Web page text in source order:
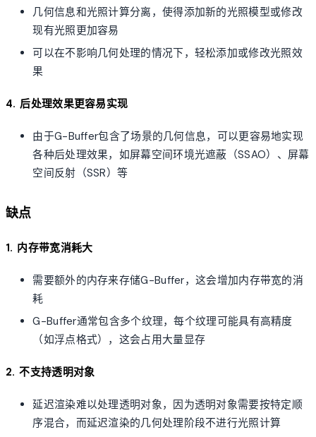
几何信息和光照计算分离，使得添加新的光照模型或修改
现有光照更加容易
可以在不影响几何处理的情况下，轻松添加或修改光照效
果
4. 后处理效果更容易实现
由于G-Buffer包含了场景的几何信息，可以更容易地实现
各种后处理效果，如屏幕空间环境光遮蔽（SSAO）、屏幕
空间反射（SSR）等
缺点
1. 内存带宽消耗大
需要额外的内存来存储G-Buffer，这会增加内存带宽的消
耗
G-Buffer通常包含多个纹理，每个纹理可能具有高精度
（如浮点格式），这会占用大量显存
2. 不支持透明对象
延迟渲染难以处理透明对象，因为透明对象需要按特定顺
序混合，而延迟渲染的几何处理阶段不进行光照计算